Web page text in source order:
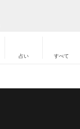
占い すべて